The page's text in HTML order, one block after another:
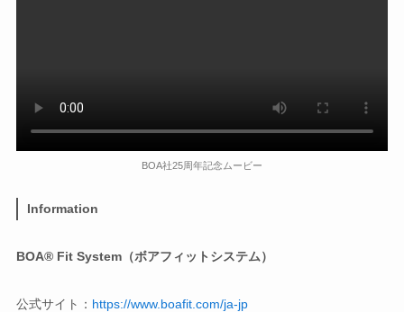
BOA社25周年記念ムービー
Information
BOA® Fit System（ボアフィットシステム）
公式サイト： https://www.boafit.com/ja-jp